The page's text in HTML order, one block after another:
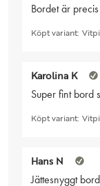
Bordet är
Köpt variant:
Karolina K
Super fint bord
Köpt variant:
Hans N
Jättesnyggt